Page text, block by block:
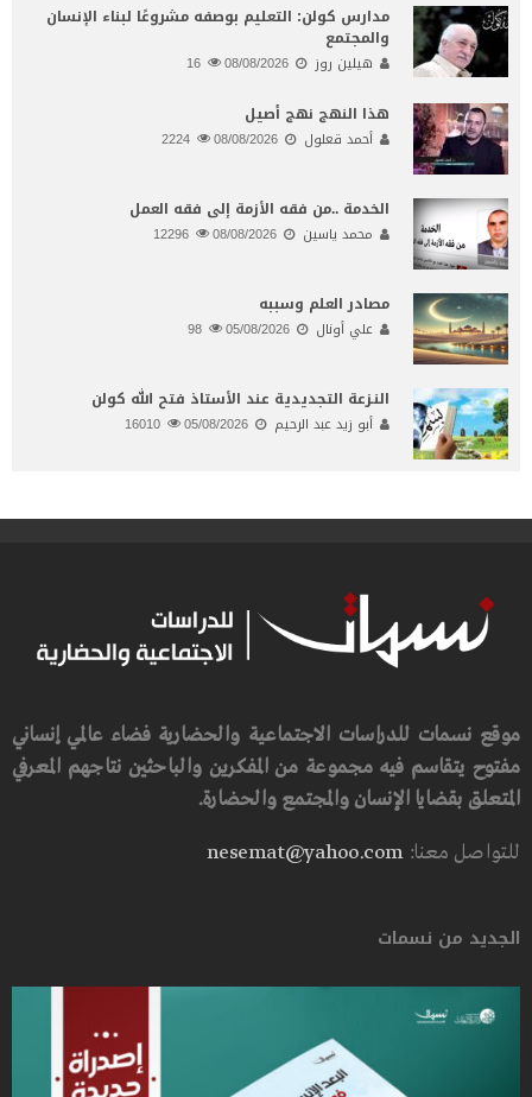
مدارس كولن: التعليم بوصفه مشروعًا لبناء الإنسان
والمجتمع
هيلين روز 08/08/2026
هذا النهج نهج أصيل
أحمد قعلول 08/08/2026
الخدمة ..من فقه الأزمة إلى فقه العمل
محمد ياسين 08/08/2026
مصادر العلم وسببه
علي أونال 05/08/2026
النـزعة التجديدية عند الأستاذ فتح الله كولن
أبو زيد عبد الرحيم 05/08/2026
موقع نسمات للدراسات الاجتماعية والحضارية فضاء عالمي إنساني
مفتوح يتقاسم فيه مجموعة من المفكرين والباحثين نتاجهم المعرفي
المتعلق بقضايا الإنسان والمجتمع والحضارة.
للتواصل معنا:nesemat@yahoo.com
الجديد من نسمات